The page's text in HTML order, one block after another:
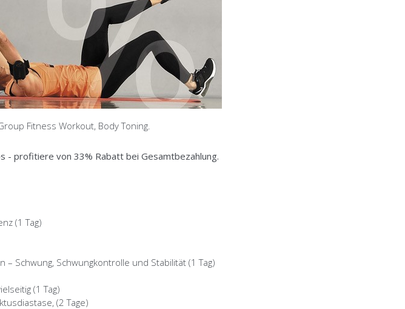
Fitness Workout, Body Toning.
- profitiere von 33% Rabatt bei Gesamtbezahlung.
(1 Tag)
Schwung, Schwungkontrolle und Stabilität (1 Tag)
(1 Tag)
(2 Tage)